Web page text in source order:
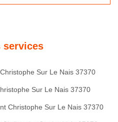
services
Sur Le Nais 37370
Sur Le Nais 37370
Christophe Sur Le Nais 37370